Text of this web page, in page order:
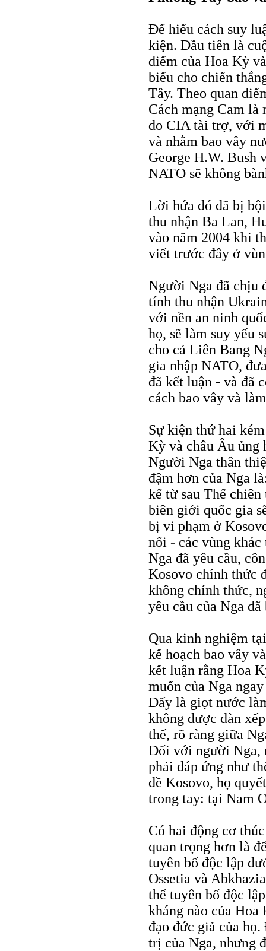
Để hiểu cách suy
kiện. Đầu tiên là
điểm của Hoa Kỳ
biểu cho chiến
Tây. Theo quan
Cách mạng Cam
do CIA tài trợ, với
và nhằm bao vây
George H.W.
NATO sẽ không
Lời hứa đó đã bị
thu nhận Ba Lan,
vào năm 2004 khi
viết trước đây ở
Người Nga đã chịu
tính thu nhận
với nền an ninh
họ, sẽ làm suy yếu
cho cả Liên Bang
gia nhập NATO,
đã kết luận - và đã
cách bao vây và
Sự kiện thứ hai
Kỳ và châu Âu ủng
Người Nga thân
đậm hơn của Nga
kể từ sau Thế
biên giới quốc gia
bị vi phạm ở
nối - các vùng
Nga đã yêu cầu,
Kosovo chính thức
không chính thức,
yêu cầu của Nga
Qua kinh nghiệm
kế hoạch bao vây
kết luận rằng Hoa
muốn của Nga
Đấy là giọt nước
không được dàn
thế, rõ ràng giữa
Đối với người Nga,
phải đáp ứng như
đề Kosovo, họ
trong tay: tại Nam
Có hai động cơ
quan trọng hơn là
tuyên bố độc lập
Ossetia và
thể tuyên bố độc
kháng nào của
đạo đức giả của
trị của Nga, nhưng